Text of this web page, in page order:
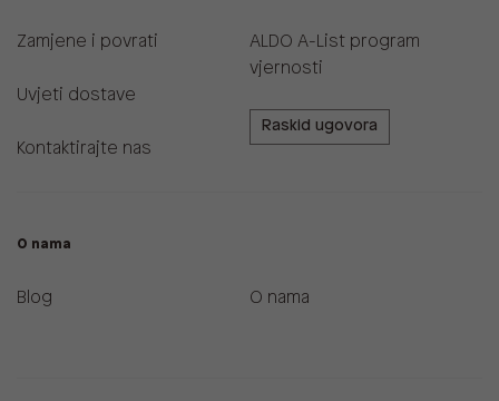
Zamjene i povrati
Uvjeti dostave
Kontaktirajte nas
ALDO A-List program
vjernosti
Raskid ugovora
O nama
Blog O nama